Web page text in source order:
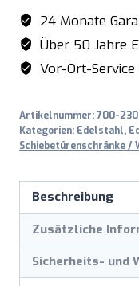
Schubladen
und
Aufkantung,
1200X700mm
24 Monate
Über 50 Jahre
Vor-Ort-
Artikelnummer:700-
Kategorien: Edelstahl,
Schiebetürenschränke /
Beschreibung
Zusätzliche
Sicherheits- und